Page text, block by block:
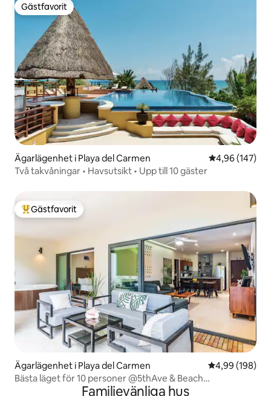
Gästfavorit
Gästfavorit
Ägarlägenhet i Playa del Carmen 4,96 av 5 i
4,96 (147)
Två takvåningar • Havsutsikt • Upp till 10 gäster
Populär gästfavorit
Gästfavorit
Ägarlägenhet i Playa del Carmen 4,99 av 5 i
4,99 (198)
Bästa läget för 10 personer @5thAve & Beach
Familjevänliga hus